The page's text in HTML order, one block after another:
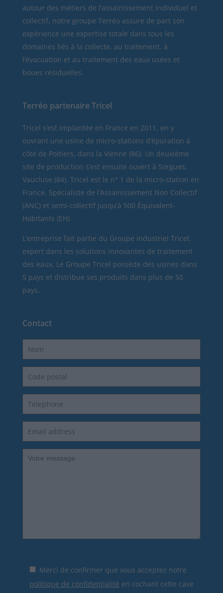
autour des métiers de l’assainissement individuel et
collectif, notre groupe Terréo assure de part son
expérience une expertise totale dans tous les
domaines liés à la collecte, au traitement, à
l’évacuation et au traitement des eaux usées et
boues résiduelles.
Terréo partenaire Tricel
Tricel s’est implantée en France en 2011, en y
ouvrant une usine de micro-stations d’épuration à
côté de Poitiers, dans la Vienne (86). Un deuxième
site de production s’est ensuite ouvert à Sorgues,
Vaucluse (84). Tricel est le n° 1 de la micro-station en
France. Spécialiste de l’Assainissement Non Collectif
(ANC) et semi-collectif jusqu’à 500 Équivalent-
Habitants (EH).
L’entreprise fait partie du Groupe industriel Tricel,
expert dans les solutions innovantes de traitement
des eaux. Le Groupe Tricel possède des usines dans
5 pays et distribue ses produits dans plus de 50
pays.
Contact
Merci de confirmer que vous acceptez notre
politique de confidentialité en cochant cette case